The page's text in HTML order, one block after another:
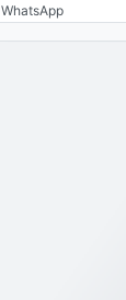
WhatsApp